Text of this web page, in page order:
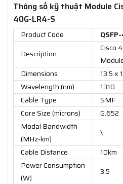
Thông số kỹ thuật Module
40G-LR4-S
Product Code
Description
Cisco
Dimensions
13.5 x
Wavelength (nm)
1310
Cable Type
SMF
Core Size (microns)
G.652
Modal Bandwidth
(MHz-km)
\
Cable Distance
10km
Power Consumption
(W)
3.5